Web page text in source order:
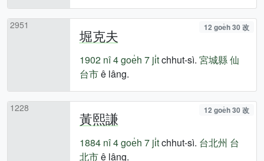
2951
堀克夫 12 goe̍h 30 改
1902 nî4 goe̍h 7 ji̍tchhut-sì. 宮城縣仙
台市ê lâng.
1228
黃熙謙 12 goe̍h 30 改
1884 nî4 goe̍h 7 ji̍tchhut-sì. 台北州 台
北市ê lâng.